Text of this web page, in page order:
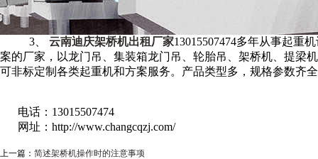
3、 云南迪庆架桥机出租厂家13015507474多年从事起重
案的厂家，以龙门吊、集装箱龙门吊、轮胎吊、架桥机、提梁
可非标定制各类起重机和方案服务。产品类型多，规格参数齐
电话：13015507474
网址：http://www.changcqzj.com/
上一篇： 简述架桥机操作时的注意事项